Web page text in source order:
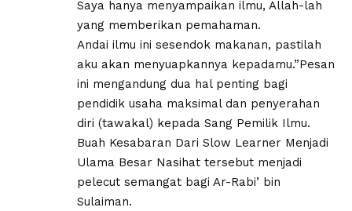
Saya hanya menyampaikan ilmu, Allah-lah
yang memberikan pemahaman.
Andai ilmu ini sesendok makanan, pastilah
aku akan menyuapkannya kepadamu.”​Pesan
ini mengandung dua hal penting bagi
pendidik usaha maksimal dan penyerahan
diri (tawakal) kepada Sang Pemilik Ilmu.​
Buah Kesabaran Dari Slow Learner Menjadi
Ulama Besar​ Nasihat tersebut menjadi
pelecut semangat bagi Ar-Rabi’ bin
Sulaiman.